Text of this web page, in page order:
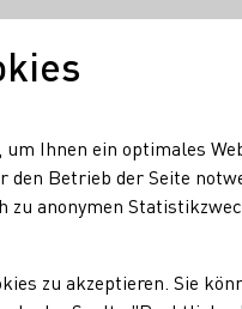
Deutscher
Ihnen ein optimales
den Betrieb der Seite
zu anonymen
zu akzeptieren. Sie